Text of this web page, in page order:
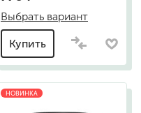
Выбрать вариант
Купить
НОВИНКА